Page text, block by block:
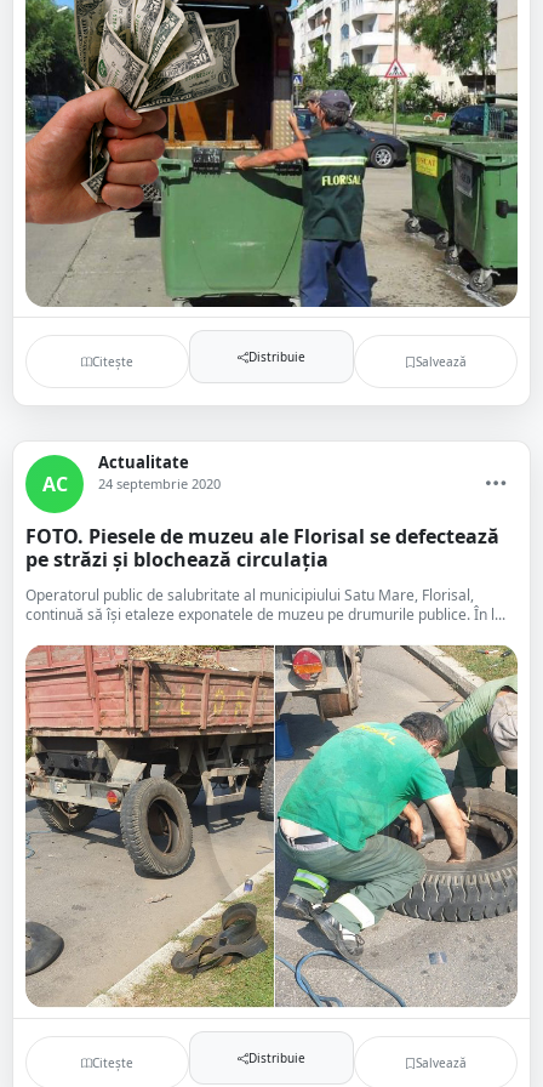
Citește Distribuie Salvează
AC
Actualitate
24 septembrie 2020
FOTO. Piesele de muzeu ale Florisal se defectează
pe străzi și blochează circulația
Operatorul public de salubritate al municipiului Satu Mare, Florisal,
continuă să își etaleze exponatele de muzeu pe drumurile publice. În l...
Citește Distribuie Salvează